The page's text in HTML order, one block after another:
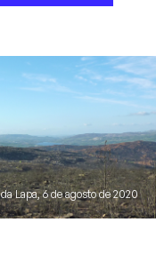
Lapa, 6 de agosto de 2020